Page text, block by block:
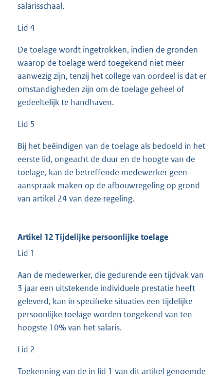
salarisschaal.
Lid 4
De toelage wordt ingetrokken, indien de gronden
waarop de toelage werd toegekend niet meer
aanwezig zijn, tenzij het college van oordeel is dat er
omstandigheden zijn om de toelage geheel of
gedeeltelijk te handhaven.
Lid 5
Bij het beëindigen van de toelage als bedoeld in het
eerste lid, ongeacht de duur en de hoogte van de
toelage, kan de betreffende medewerker geen
aanspraak maken op de afbouwregeling op grond
van artikel 24 van deze regeling.
Artikel 12 Tijdelijke persoonlijke toelage
Lid 1
Aan de medewerker, die gedurende een tijdvak van
3 jaar een uitstekende individuele prestatie heeft
geleverd, kan in specifieke situaties een tijdelijke
persoonlijke toelage worden toegekend van ten
hoogste 10% van het salaris.
Lid 2
Toekenning van de in lid 1 van dit artikel genoemde